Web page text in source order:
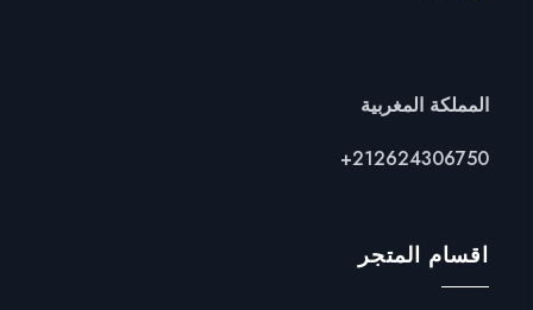
المملكة المغربية
212624306750
+
اقسام المتجر